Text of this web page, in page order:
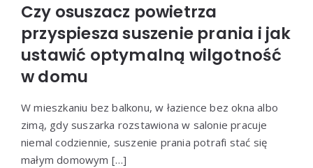
Czy osuszacz powietrza
przyspiesza suszenie prania i jak
ustawić optymalną wilgotność
w domu
W mieszkaniu bez balkonu, w łazience bez okna albo
zimą, gdy suszarka rozstawiona w salonie pracuje
niemal codziennie, suszenie prania potrafi stać się
małym domowym […]